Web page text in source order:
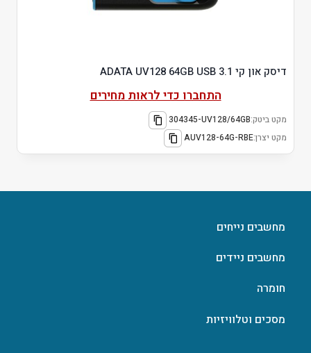
דיסק און קי ADATA UV128 64GB USB 3.1
התחברו כדי לראות מחירים
מקט ביטק:304345-UV128/64GB
מקט יצרן:AUV128-64G-RBE
מחשבים נייחים
מחשבים ניידים
חומרה
מסכים וטלוויזיות